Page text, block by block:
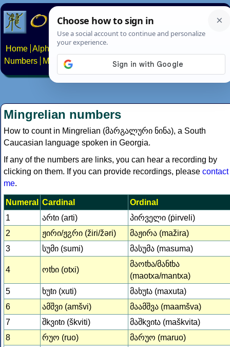
Home Alphabets Constructed scripts
Numbers
Multilingual Pages Search News About
Mingrelian numbers
How to count in Mingrelian (მარგალური ნინა), a South
Caucasian language spoken in Georgia.
If any of the numbers are links, you can hear a recording by
clicking on them. If you can provide recordings, please contact
me.
Numeral Cardinal
Ordinal
1
არtი (arti)
პირველი (ṗirveli)
2
ჟირი/ჟჷრი (žiri/žəri)
მაჟირა (mažira)
3
სუმი (sumi) მასუმა (masuma)
4 ოtხი (otxi)
მაოtხა/მანtხა
(maotxa/mantxa)
5
ხუtი (xuti)
მახუtა (maxuta)
6
ამშვი (amšvi)
მაამშვა (maamšva)
7
შkვიtი (škviti)
მაშkვიtა (maškvita)
8
რუო (ruo)
მარუო (maruo)